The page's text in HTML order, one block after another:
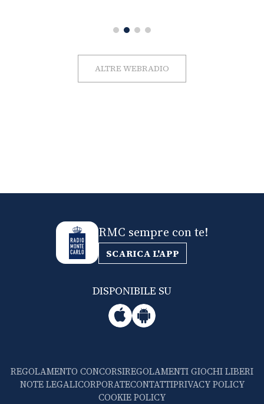
ALTRE WEBRADIO
RMC sempre con te!
SCARICA L'APP
DISPONIBILE SU
REGOLAMENTO CONCORSIREGOLAMENTI GIOCHI LIBERI
NOTE LEGALICORPORATECONTATTIPRIVACY POLICY
COOKIE POLICY